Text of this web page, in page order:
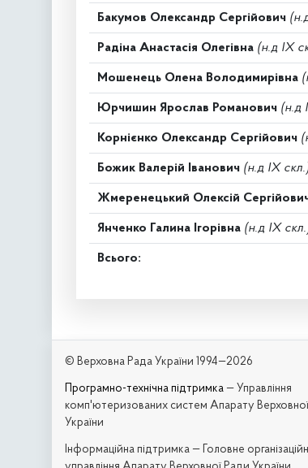
Бакумов Олександр Сергійович
Радіна Анастасія Олегівна (н.д IX
Мошенець Олена Володимирівна
Юрчишин Ярослав Романович (н.д
Корнієнко Олександр Сергійович
Божик Валерій Іванович (н.д IX
Жмеренецький Олексій
Янченко Галина Ігорівна (н.д IX
Всього:
© Верховна Рада України 1994—2026
Програмно-технічна підтримка — Управління
комп'ютеризованих систем Апарату
України
Iнформаційна підтримка — Головне